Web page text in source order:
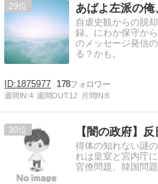
29
自虐史観からの脱
録。にわか保守か
のメッセージ発信
る？かも。
1875977 178
週間IN:4 週間OUT:12 月間IN:8
30
得体の知れない謎
れは皇室と宮内庁
官僚問題、韓国問